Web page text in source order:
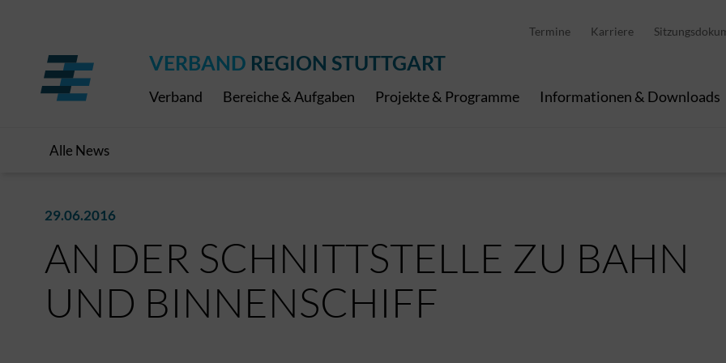
Termine Karriere
VERBAND REGION STUTTGART
Verband Bereiche & Aufgaben Projekte & Programme Informationen & Downloads
Alle News
29.06.2016
AN DER SCHNITTSTELLE ZU BAHN
UND BINNENSCHIFF